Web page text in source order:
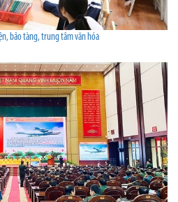
bảo tàng, trung tâm văn hóa